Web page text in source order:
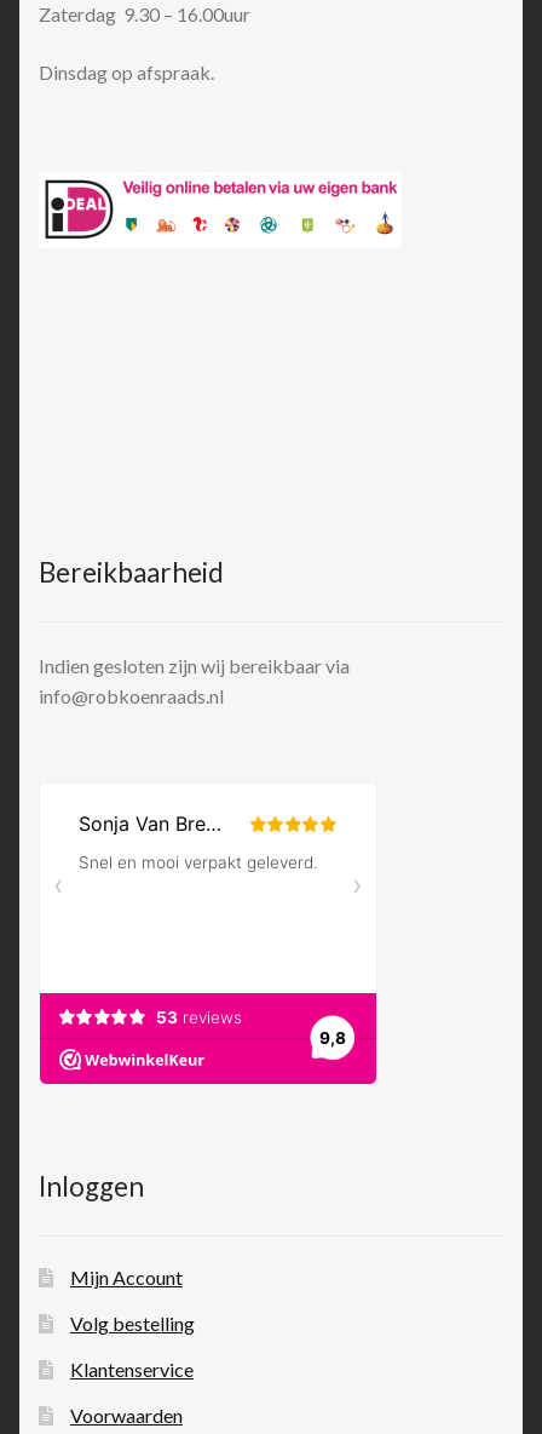
Zaterdag 9.30 – 16.00uur
Dinsdag op afspraak.
Bereikbaarheid
Indien gesloten zijn wij bereikbaar via
info@robkoenraads.nl
Inloggen
Mijn Account
Volg bestelling
Klantenservice
Voorwaarden